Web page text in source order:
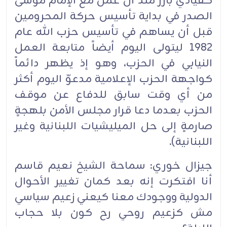
الصدر في بداية تأسيس حركة المحرومين
قبل أن يساهم في تأسيس حزب الله عام
1982 ليتولى اليوم أيضاً متابعة العمل
النيابي في الحزب، وهو إذ يظهر دائماً
كواجهة الحزب الإعلامية مدعوّ اليوم أكثر
من أي وقت سابق للدفاع عن موقف
الحزب بعدما دعا قرار مجلس الأمن بلهجةٍ
صارمةٍ إلى حل الميليشيات اللبنانية وغير
اللبنانية).‏
جيزال خوري: سماحة الشيخ نعيم قاسم
أنا افتكرت إنه بعد كمان تغيير الأحوال
الدولية ووجودك معنا كيعني زعيم سياسي
مش كزعيم روحي رح كون بلا حجاب